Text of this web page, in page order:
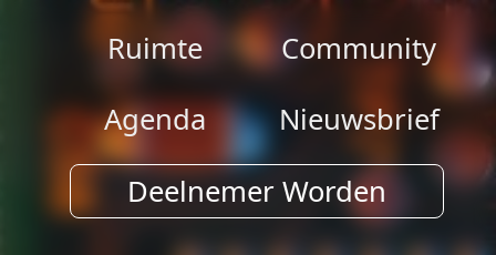
Ruimte
Community
Agenda
Nieuwsbrief
Deelnemer Worden